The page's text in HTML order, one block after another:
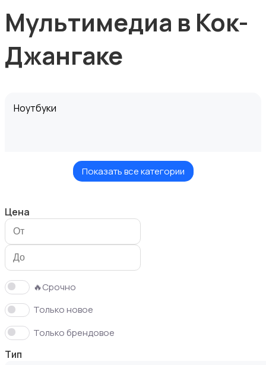
Мультимедиа в Кок-
Джангаке
Ноутбуки
Мониторы
Показать все категории
Цена
🔥Срочно
Только новое
Только брендовое
Тип